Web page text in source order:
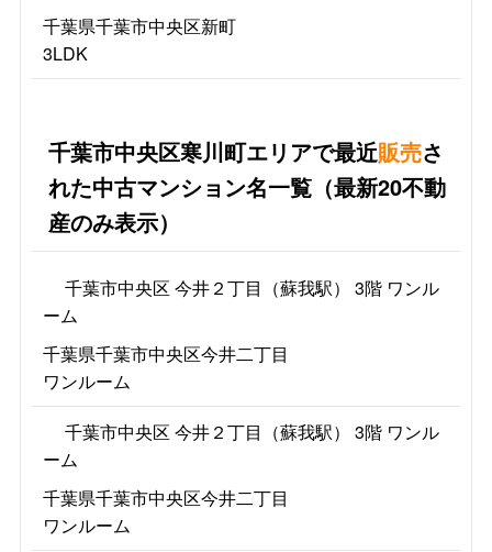
千葉県千葉市中央区新町
3LDK
千葉市中央区寒川町エリアで最近販売さ
れた中古マンション名一覧（最新20不動
産のみ表示）
千葉市中央区 今井２丁目（蘇我駅） 3階 ワンル
ーム
千葉県千葉市中央区今井二丁目
ワンルーム
千葉市中央区 今井２丁目（蘇我駅） 3階 ワンル
ーム
千葉県千葉市中央区今井二丁目
ワンルーム